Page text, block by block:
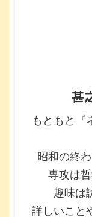
甚
もともと『
昭和の終
専攻は哲
趣味は
詳しいこと